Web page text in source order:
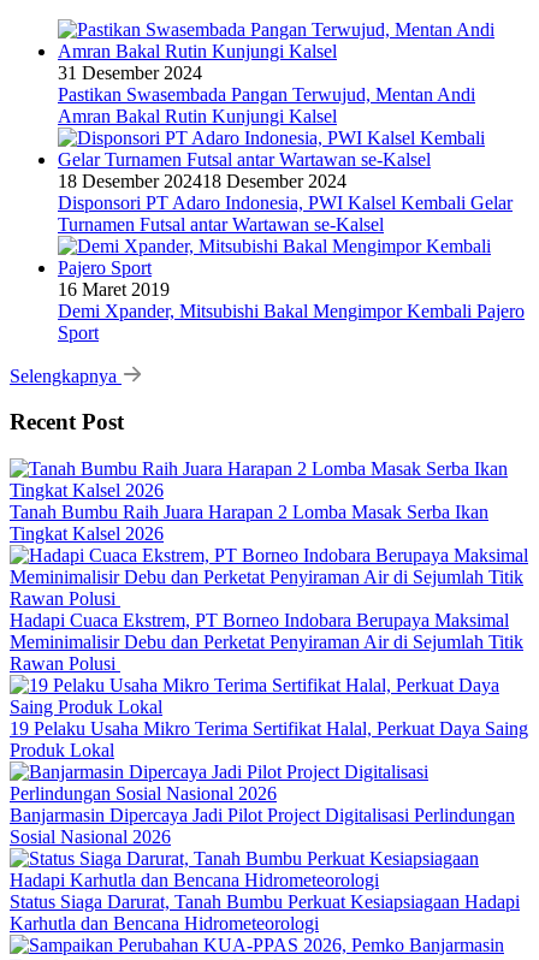
31 Desember 2024
Pastikan Swasembada Pangan Terwujud, Mentan Andi
Amran Bakal Rutin Kunjungi Kalsel
18 Desember 202418 Desember 2024
Disponsori PT Adaro Indonesia, PWI Kalsel Kembali Gelar
Turnamen Futsal antar Wartawan se-Kalsel
16 Maret 2019
Demi Xpander, Mitsubishi Bakal Mengimpor Kembali Pajero
Sport
Selengkapnya
Recent Post
Tanah Bumbu Raih Juara Harapan 2 Lomba Masak Serba Ikan
Tingkat Kalsel 2026
Hadapi Cuaca Ekstrem, PT Borneo Indobara Berupaya Maksimal
Meminimalisir Debu dan Perketat Penyiraman Air di Sejumlah Titik
Rawan Polusi
19 Pelaku Usaha Mikro Terima Sertifikat Halal, Perkuat Daya Saing
Produk Lokal
Banjarmasin Dipercaya Jadi Pilot Project Digitalisasi Perlindungan
Sosial Nasional 2026
Status Siaga Darurat, Tanah Bumbu Perkuat Kesiapsiagaan Hadapi
Karhutla dan Bencana Hidrometeorologi